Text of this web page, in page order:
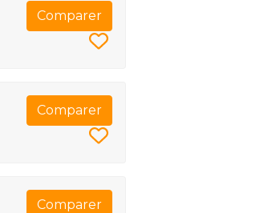
Comparer
Comparer
Comparer